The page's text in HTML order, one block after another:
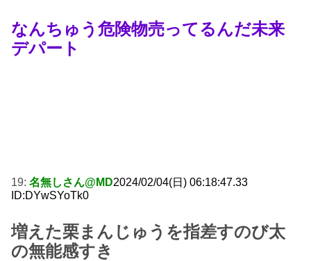
なんちゅう危険物売ってるんだ未来
デパート
19: 名無しさん@MD2024/02/04(日) 06:18:47.33
ID:DYwSYoTk0
増えた栗まんじゅうを指差すのび太
の無能感すき